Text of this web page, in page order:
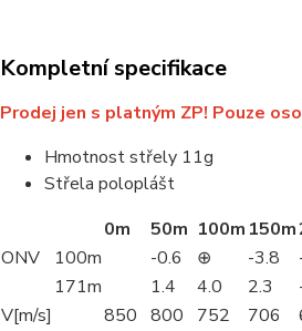
Kompletní specifikace
Prodej jen s platným ZP! Pouze
Hmotnost střely 11g
Střela poloplášt
0m
50m 100m 150m
ONV 100m -0.6 ⊕ -3.8
171m
1.4 4.0 2.3
V[m/s]
850 800 752 706